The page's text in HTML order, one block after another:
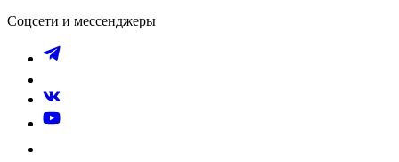
Соцсети и мессенджеры